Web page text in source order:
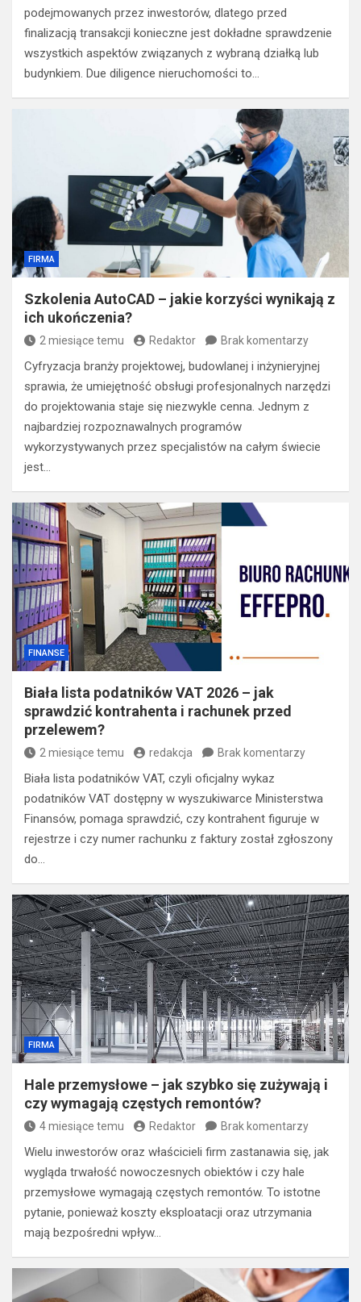
podejmowanych przez inwestorów, dlatego przed
finalizacją transakcji konieczne jest dokładne sprawdzenie
wszystkich aspektów związanych z wybraną działką lub
budynkiem. Due diligence nieruchomości to…
FIRMA
Szkolenia AutoCAD – jakie korzyści wynikają z
ich ukończenia?
2 miesiące temu Redaktor Brak komentarzy
Cyfryzacja branży projektowej, budowlanej i inżynieryjnej
sprawia, że umiejętność obsługi profesjonalnych narzędzi
do projektowania staje się niezwykle cenna. Jednym z
najbardziej rozpoznawalnych programów
wykorzystywanych przez specjalistów na całym świecie
jest…
FINANSE
Biała lista podatników VAT 2026 – jak
sprawdzić kontrahenta i rachunek przed
przelewem?
2 miesiące temu redakcja Brak komentarzy
Biała lista podatników VAT, czyli oficjalny wykaz
podatników VAT dostępny w wyszukiwarce Ministerstwa
Finansów, pomaga sprawdzić, czy kontrahent figuruje w
rejestrze i czy numer rachunku z faktury został zgłoszony
do…
FIRMA
Hale przemysłowe – jak szybko się zużywają i
czy wymagają częstych remontów?
4 miesiące temu Redaktor Brak komentarzy
Wielu inwestorów oraz właścicieli firm zastanawia się, jak
wygląda trwałość nowoczesnych obiektów i czy hale
przemysłowe wymagają częstych remontów. To istotne
pytanie, ponieważ koszty eksploatacji oraz utrzymania
mają bezpośredni wpływ…